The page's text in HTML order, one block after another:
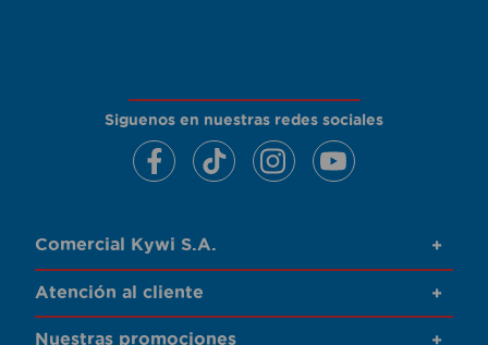
Siguenos en nuestras redes sociales
Comercial Kywi S.A. +
Atención al cliente +
Nuestras promociones +